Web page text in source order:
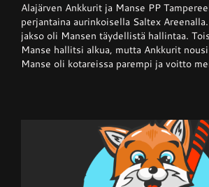
–
Ankkurit
nappasi
pisteen
hallitsevalta
mestarilta
Alajärven Ankkurit ja Manse PP
perjantaina aurinkoisella Saltex
jakso oli Mansen täydellistä hallintaa.
Manse hallitsi alkua, mutta Ankkurit
Manse oli kotareissa parempi ja voitto